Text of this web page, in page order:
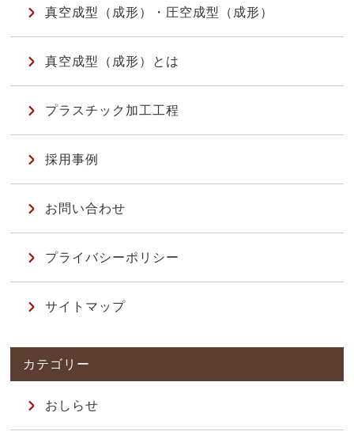
真空成型（成形）・圧空成型（成形）
真空成型（成形）とは
プラスチック加工工程
採用事例
お問い合わせ
プライバシーポリシー
サイトマップ
おしらせ